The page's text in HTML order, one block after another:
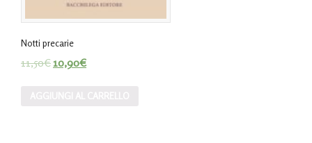
Notti precarie
11,50€10,90€